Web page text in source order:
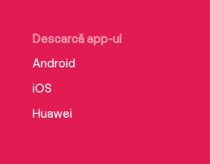
Descarcă app-ul
Android
iOS
Huawei